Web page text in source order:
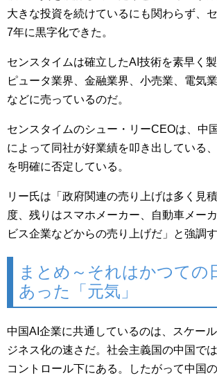
大きな投資を続けているにも関わらず、
7年に黒字化できた。
センスタイムは確立したAI技術を素早く
ピュータ業界、金融業界、小売業、電気
などに売っているのだ。
センスタイムのシュー・リーCEOは、中
によって同社が好業績を叩き出している
を明確に否定している。
リー氏は「政府関連の売り上げは多く見
度、残りはスマホメーカー、自動車メー
ビス企業などからの売り上げだ」と強調す
まとめ～それはかつての
あった「元気」
中国AI企業に共通しているのは、スケー
ジネス化の速さだ。社会主義国の中国で
コントロール下にある。したがって中国